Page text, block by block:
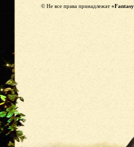
© Не все права принадлежат